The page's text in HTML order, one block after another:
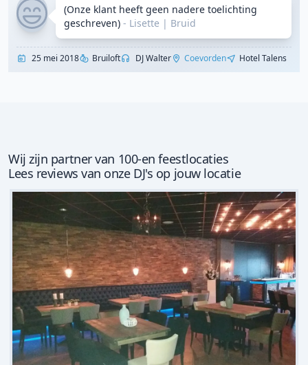
(Onze klant heeft geen nadere toelichting
geschreven) - Lisette | Bruid
25 mei 2018 Bruiloft DJ Walter Coevorden Hotel Talens
Wij zijn partner van 100-en feestlocaties
Lees reviews van onze DJ's op jouw locatie